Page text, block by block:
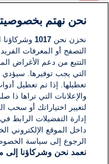
لا توجد تعليقات
اكتب تعليقًا
نحن نهتم
نخزن نحن1017 وشركاؤنا
التصفح أو المعرفات
التتبع من دعم الأغراض
التي يجب توفيرها.
تعطيلها. إذا تم تعطيل
والإعلانات التي تراها
لتغيير اختياراتك أو
إدارة التفضيلات الرابط
داخل الموقع الإلكتروني
الرجوع إلى سياسة
نعمد نحن وشركاؤنا إلى